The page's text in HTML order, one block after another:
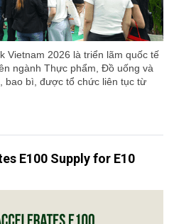
Vietnam 2026 là triển lãm quốc tế
ngành Thực phẩm, Đồ uống và
bao bì, được tổ chức liên tục từ
E100 Supply for E10